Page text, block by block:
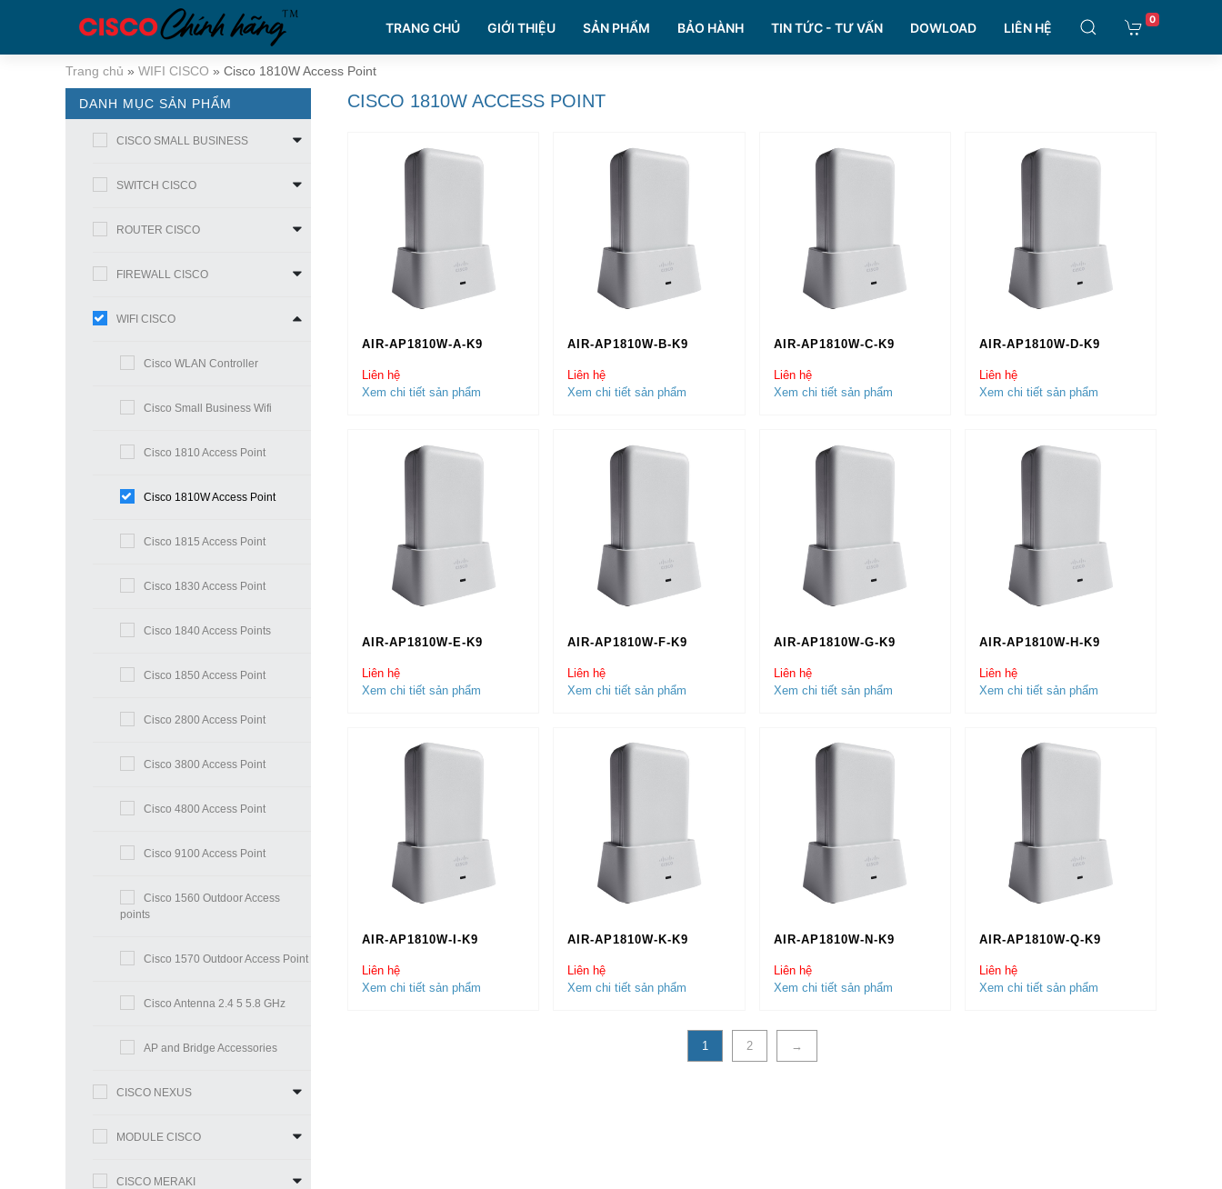
TRANG CHỦ GIỚI THIỆU SẢN PHẨM BẢO HÀNH TIN TỨC - TƯ VẤN DOWLOAD LIÊN HỆ
0
Trang chủ » WIFI CISCO » Cisco 1810W Access Point
CISCO 1810W ACCESS POINT
AIR-AP1810W-A-K9
Liên hệ
Xem chi tiết sản phẩm
AIR-AP1810W-B-K9
Liên hệ
Xem chi tiết sản phẩm
AIR-AP1810W-C-K9
Liên hệ
Xem chi tiết sản phẩm
AIR-AP1810W-D-K9
Liên hệ
Xem chi tiết sản phẩm
AIR-AP1810W-E-K9
Liên hệ
Xem chi tiết sản phẩm
AIR-AP1810W-F-K9
Liên hệ
Xem chi tiết sản phẩm
AIR-AP1810W-G-K9
Liên hệ
Xem chi tiết sản phẩm
AIR-AP1810W-H-K9
Liên hệ
Xem chi tiết sản phẩm
AIR-AP1810W-I-K9
Liên hệ
Xem chi tiết sản phẩm
AIR-AP1810W-K-K9
Liên hệ
Xem chi tiết sản phẩm
AIR-AP1810W-N-K9
Liên hệ
Xem chi tiết sản phẩm
AIR-AP1810W-Q-K9
Liên hệ
Xem chi tiết sản phẩm
1 2 →
DANH MỤC SẢN PHẨM
CISCO SMALL BUSINESS
SWITCH CISCO
ROUTER CISCO
FIREWALL CISCO
WIFI CISCO
Cisco WLAN Controller
Cisco Small Business Wifi
Cisco 1810 Access Point
Cisco 1810W Access Point
Cisco 1815 Access Point
Cisco 1830 Access Point
Cisco 1840 Access Points
Cisco 1850 Access Point
Cisco 2800 Access Point
Cisco 3800 Access Point
Cisco 4800 Access Point
Cisco 9100 Access Point
Cisco 1560 Outdoor Access
points
Cisco 1570 Outdoor Access Point
Cisco Antenna 2.4 5 5.8 GHz
AP and Bridge Accessories
CISCO NEXUS
MODULE CISCO
CISCO MERAKI